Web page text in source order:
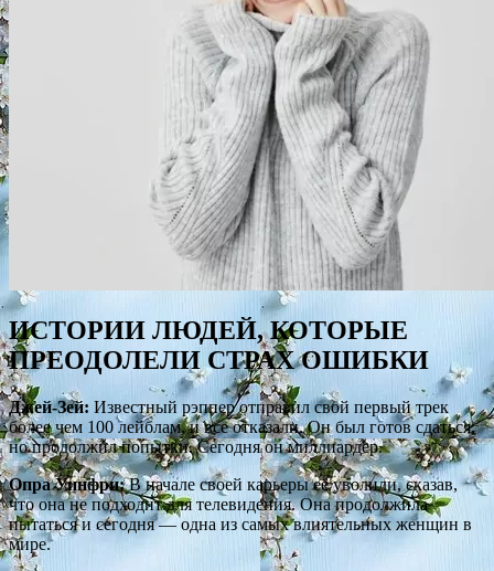
ИСТОРИИ ЛЮДЕЙ, КОТОРЫЕ
ПРЕОДОЛЕЛИ СТРАХ ОШИБКИ
Джей-Зей: Известный рэппер отправил свой первый трек
более чем 100 лейблам, и все отказали. Он был готов сдаться,
но продолжил попытки. Сегодня он миллиардер.
Опра Уинфри:В начале своей карьеры её уволили, сказав,
что она не подходит для телевидения. Она продолжила
пытаться и сегодня — одна из самых влиятельных женщин в
мире.